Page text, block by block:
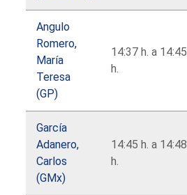
Angulo
Romero,
María
Teresa
(GP)
14:37 h. a 14:45
h.
García
Adanero,
Carlos
(GMx)
14:45 h. a 14:48
h.